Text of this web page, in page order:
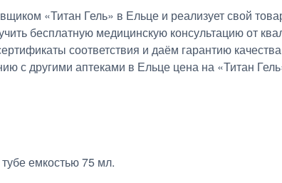
«Титан Гель» в Ельце и реализует свой
бесплатную медицинскую консультацию от
соответствия и даём гарантию
с другими аптеками в Ельце цена на «Титан
емкостью 75 мл.